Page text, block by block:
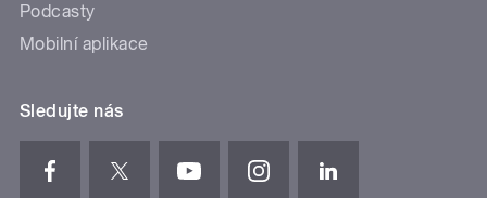
Podcasty
Mobilní aplikace
Sledujte nás